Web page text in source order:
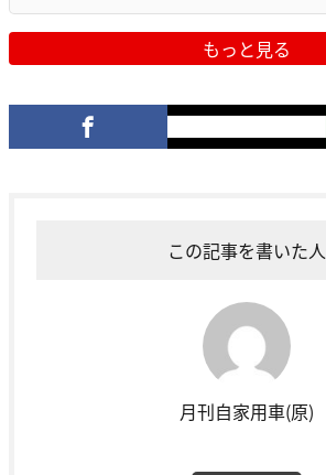
もっと見る
この記事を書いた人
月刊自家用車(原)